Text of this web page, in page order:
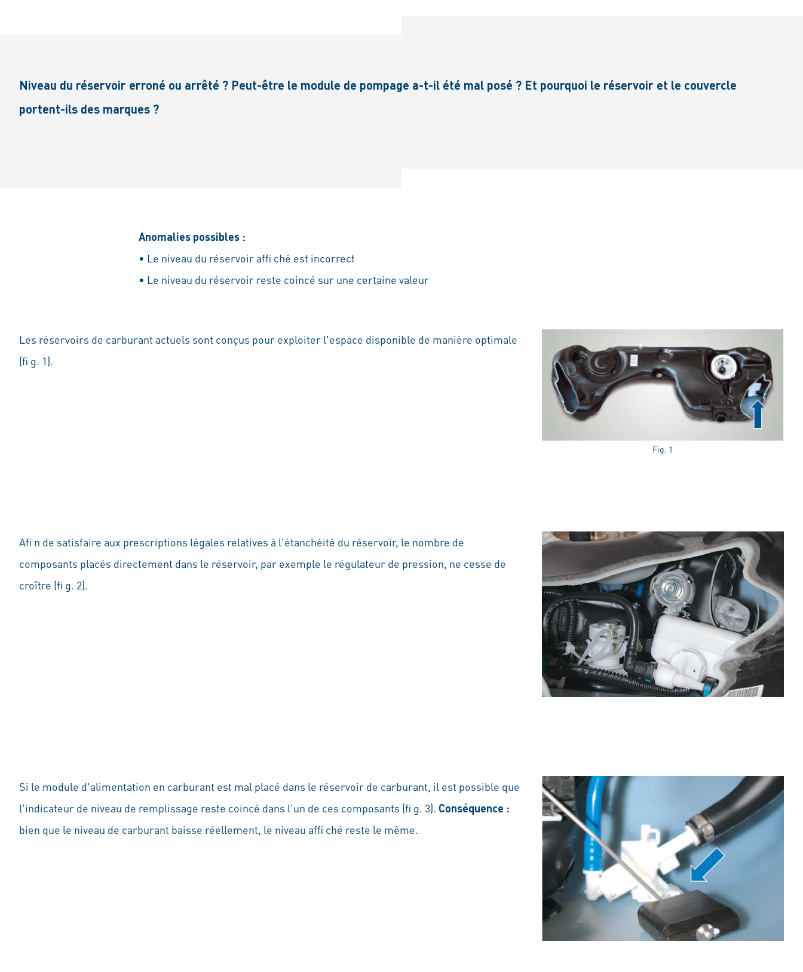
Niveau du réservoir erroné ou arrêté ? Peut-être le module de pompage a-t-il été mal posé ? Et pourquoi le réservoir et le couvercle
portent-ils des marques ?
Anomalies possibles :
• Le niveau du réservoir affi ché est incorrect
• Le niveau du réservoir reste coincé sur une certaine valeur
Les réservoirs de carburant actuels sont conçus pour exploiter l'espace disponible de manière optimale
(fi g. 1).
Fig. 1
Afi n de satisfaire aux prescriptions légales relatives à l'étanchéité du réservoir, le nombre de
composants placés directement dans le réservoir, par exemple le régulateur de pression, ne cesse de
croître (fi g. 2).
Si le module d'alimentation en carburant est mal placé dans le réservoir de carburant, il est possible que
l'indicateur de niveau de remplissage reste coincé dans l'un de ces composants (fi g. 3). Conséquence :
bien que le niveau de carburant baisse réellement, le niveau affi ché reste le même.